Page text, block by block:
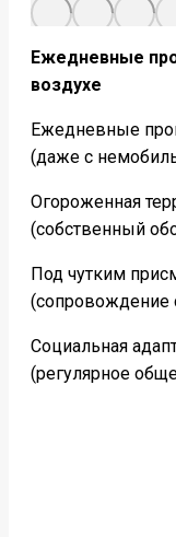
Ежедневные
воздухе
Ежедневные
(даже с
Огороженная
(собственный
Под чутким
(сопровождение
Социальная
(регулярное